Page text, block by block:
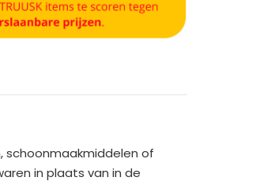
schoonmaakmiddelen of
in plaats van in de